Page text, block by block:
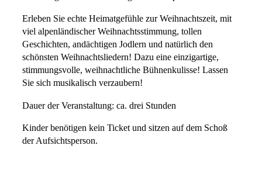
Erleben Sie echte Heimatgefühle zur Weihnachtszeit, mit
viel alpenländischer Weihnachtsstimmung, tollen
Geschichten, andächtigen Jodlern und natürlich den
schönsten Weihnachtsliedern! Dazu eine einzigartige,
stimmungsvolle, weihnachtliche Bühnenkulisse! Lassen
Sie sich musikalisch verzaubern!
Dauer der Veranstaltung: ca. drei Stunden
Kinder benötigen kein Ticket und sitzen auf dem Schoß
der Aufsichtsperson.